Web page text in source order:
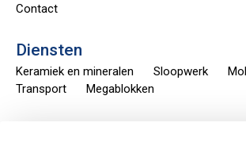
Contact
Diensten
Keramiek en mineralen Sloopwerk
Transport
Megablokken